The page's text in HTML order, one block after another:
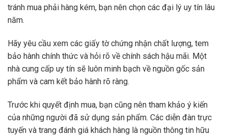
tránh mua phải hàng kém, bạn nên chọn các đại lý uy tín lâu
năm.
Hãy yêu cầu xem các giấy tờ chứng nhận chất lượng, tem
bảo hành chính thức và hỏi rõ về chính sách hậu mãi. Một
nhà cung cấp uy tín sẽ luôn minh bạch về nguồn gốc sản
phẩm và cam kết bảo hành rõ ràng.
Trước khi quyết định mua, bạn cũng nên tham khảo ý kiến
của những người đã sử dụng sản phẩm. Các diễn đàn trực
tuyến và trang đánh giá khách hàng là nguồn thông tin hữu